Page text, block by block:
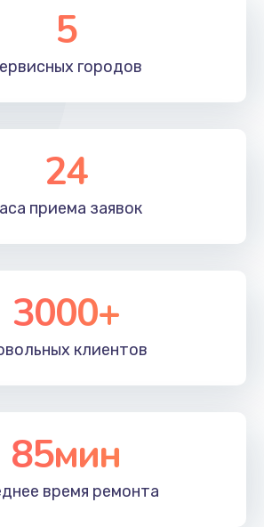
Заказать
Замена фильтров
5
городов
24
приема заявок
3000+
клиентов
85мин
время ремонта